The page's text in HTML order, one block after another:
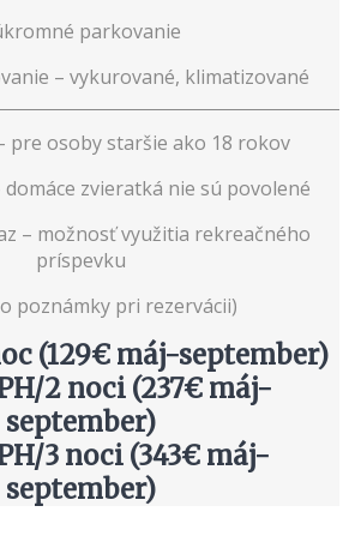
parkovanie
– vykurované, klimatizované
pre osoby staršie ako 18 rokov
zvieratká nie sú povolené
– možnosť využitia rekreačného
príspevku
poznámky pri rezervácii)
(129€ máj-september)
2 noci (237€ máj-
september)
3 noci (343€ máj-
september)